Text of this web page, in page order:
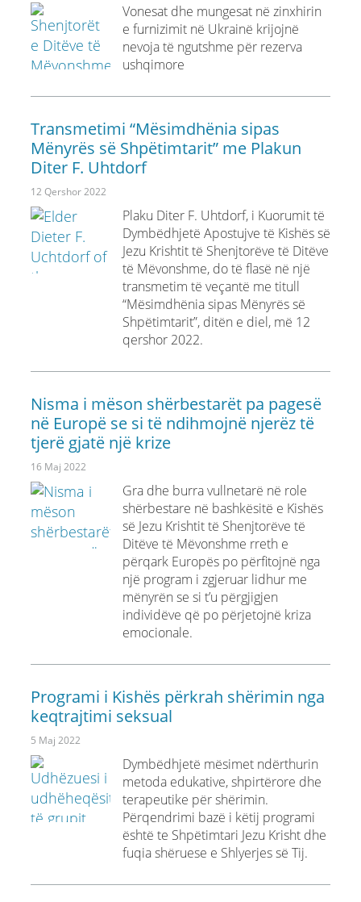
Vonesat dhe mungesat në zinxhirin
e furnizimit në Ukrainë krijojnë
nevoja të ngutshme për rezerva
ushqimore
Transmetimi “Mësimdhënia sipas
Mënyrës së Shpëtimtarit” me Plakun
Diter F. Uhtdorf
12 Qershor 2022
Plaku Diter F. Uhtdorf, i Kuorumit të
Dymbëdhjetë Apostujve të Kishës së
Jezu Krishtit të Shenjtorëve të Ditëve
të Mëvonshme, do të flasë në një
transmetim të veçantë me titull
“Mësimdhënia sipas Mënyrës së
Shpëtimtarit”, ditën e diel, më 12
qershor 2022.
Nisma i mëson shërbestarët pa pagesë
në Europë se si të ndihmojnë njerëz të
tjerë gjatë një krize
16 Maj 2022
Gra dhe burra vullnetarë në role
shërbestare në bashkësitë e Kishës
së Jezu Krishtit të Shenjtorëve të
Ditëve të Mëvonshme rreth e
përqark Europës po përfitojnë nga
një program i zgjeruar lidhur me
mënyrën se si t’u përgjigjen
individëve që po përjetojnë kriza
emocionale.
Programi i Kishës përkrah shërimin nga
keqtrajtimi seksual
5 Maj 2022
Dymbëdhjetë mësimet ndërthurin
metoda edukative, shpirtërore dhe
terapeutike për shërimin.
Përqendrimi bazë i këtij programi
është te Shpëtimtari Jezu Krisht dhe
fuqia shëruese e Shlyerjes së Tij.